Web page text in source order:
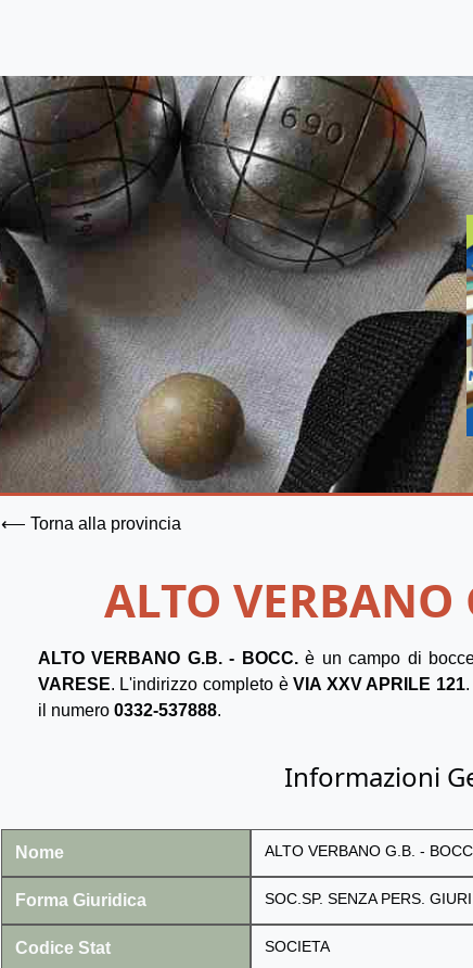
⟵ Torna alla provincia
ALTO VERBANO
ALTO VERBANO G.B. - BOCC.è un campo di
VARESE. L'indirizzo completo èVIA XXV APRILE 121.
il numero 0332-537888.
Informazioni
Nome ALTO VERBANO G.B. -
Forma Giuridica SOC.SP. SENZA PERS.
Codice Stat SOCIETA